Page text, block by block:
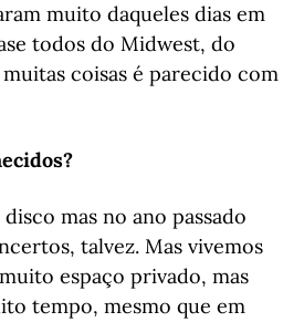
muito daqueles dias em
todos do Midwest, do
coisas é parecido com
mas no ano passado
talvez. Mas vivemos
espaço privado, mas
tempo, mesmo que em